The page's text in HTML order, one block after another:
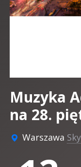
Muzyka
na 28.
Warszawa